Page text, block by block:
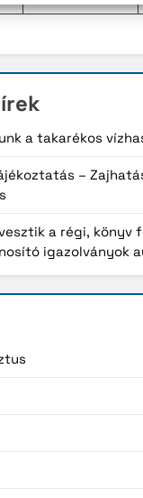
a takarékos
–
a régi, könyv
igazolványok